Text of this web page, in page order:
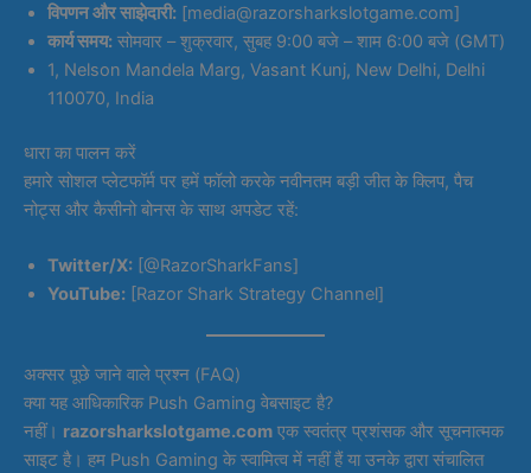
विपणन और साझेदारी: [media@razorsharkslotgame.com]
कार्य समय: सोमवार – शुक्रवार, सुबह 9:00 बजे – शाम 6:00 बजे (GMT)
1, Nelson Mandela Marg, Vasant Kunj, New Delhi, Delhi
110070, India
धारा का पालन करें
हमारे सोशल प्लेटफॉर्म पर हमें फॉलो करके नवीनतम बड़ी जीत के क्लिप, पैच
नोट्स और कैसीनो बोनस के साथ अपडेट रहें:
Twitter/X: [@RazorSharkFans]
YouTube: [Razor Shark Strategy Channel]
अक्सर पूछे जाने वाले प्रश्न (FAQ)
क्या यह आधिकारिक Push Gaming वेबसाइट है?
नहीं। razorsharkslotgame.com एक स्वतंत्र प्रशंसक और सूचनात्मक
साइट है। हम Push Gaming के स्वामित्व में नहीं हैं या उनके द्वारा संचालित